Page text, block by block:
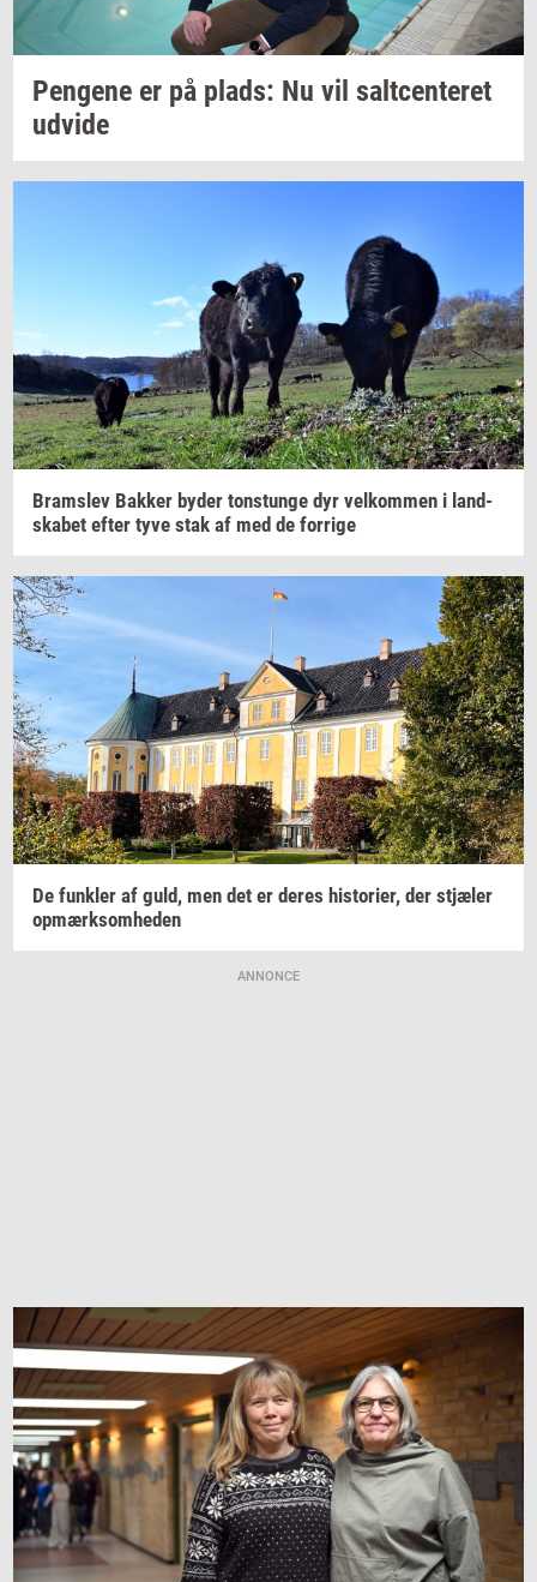
Pen­ge­ne er på plads: Nu vil salt­cen­te­ret
ud­vi­de
Brams­lev Bak­ker byder tonstun­ge dyr vel­kom­men i land­
ska­bet efter tyve stak af med de for­ri­ge
De funk­ler af guld, men det er deres hi­sto­ri­er, der stjæ­ler
op­mærk­som­he­den
ANNONCE